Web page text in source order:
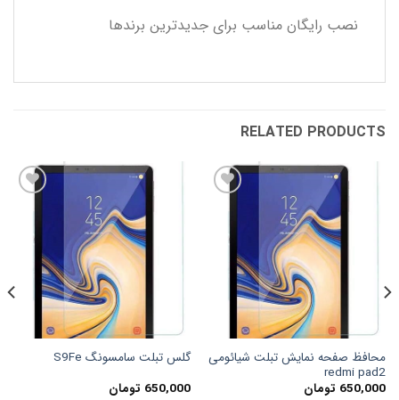
نصب رایگان مناسب برای جدیدترین برندها
RELATED PRODUCTS
مندی
محافظ صفحه نمایش تبلت شیائومی
redmi pad2
650,000 تومان
مندی
گلس تبلت سامسونگ S9Fe
650,000 تومان